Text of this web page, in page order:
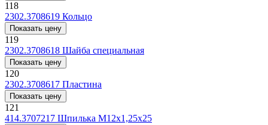
118
2302.3708619 Кольцо
Показать цену
119
2302.3708618 Шайба специальная
Показать цену
120
2302.3708617 Пластина
Показать цену
121
414.3707217 Шпилька М12х1,25х25